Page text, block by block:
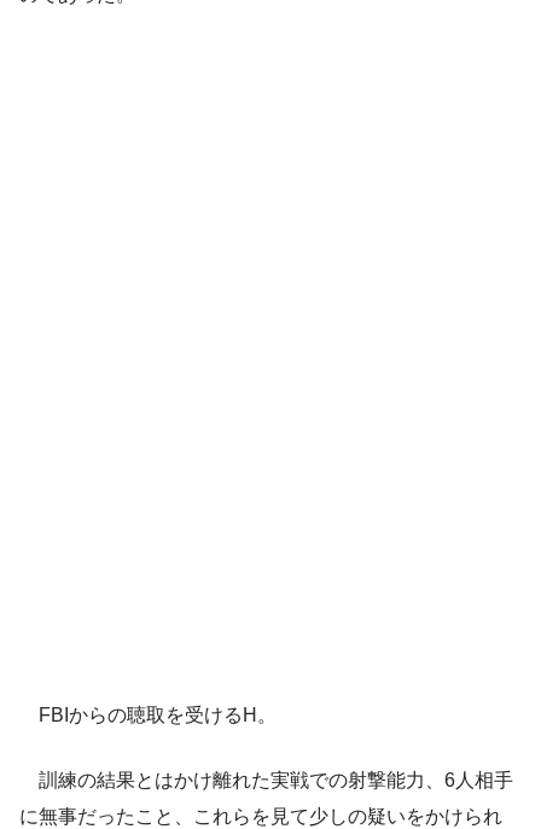
FBIからの聴取を受けるH。
訓練の結果とはかけ離れた実戦での射撃能力、6人相手
に無事だったこと、これらを見て少しの疑いをかけられ